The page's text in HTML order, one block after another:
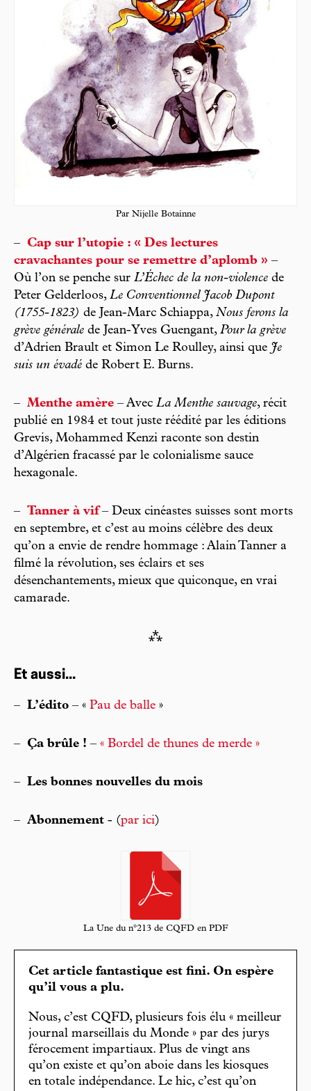
Par Nijelle Botainne
–
Cap sur l’utopie : « Des lectures
cravachantes pour se remettre d’aplomb » –
Où l’on se penche sur L’Échec de la non-violence de
Peter Gelderloos, Le Conventionnel Jacob Dupont
(1755-1823) de Jean-Marc Schiappa, Nous ferons la
grève générale de Jean-Yves Guengant, Pour la grève
d’Adrien Brault et Simon Le Roulley, ainsi que Je
suis un évadé de Robert E. Burns.
– Menthe amère – Avec La Menthe sauvage, récit
publié en 1984 et tout juste réédité par les éditions
Grevis, Mohammed Kenzi raconte son destin
d’Algérien fracassé par le colonialisme sauce
hexagonale.
– Tanner à vif– Deux cinéastes suisses sont morts
en septembre, et c’est au moins célèbre des deux
qu’on a envie de rendre hommage : Alain Tanner a
filmé la révolution, ses éclairs et ses
désenchantements, mieux que quiconque, en vrai
camarade.
⁂
Et aussi...
– L’édito – « Pau de balle »
– Ça brûle ! – « Bordel de thunes de merde »
– Les bonnes nouvelles du mois
– Abonnement - (par ici)
La Une du n°213 de CQFD en PDF
Cet article fantastique est fini. On espère
qu’il vous a plu.
Nous, c’est CQFD, plusieurs fois élu « meilleur
journal marseillais du Monde » par des jurys
férocement impartiaux. Plus de vingt ans
qu’on existe et qu’on aboie dans les kiosques
en totale indépendance. Le hic, c’est qu’on